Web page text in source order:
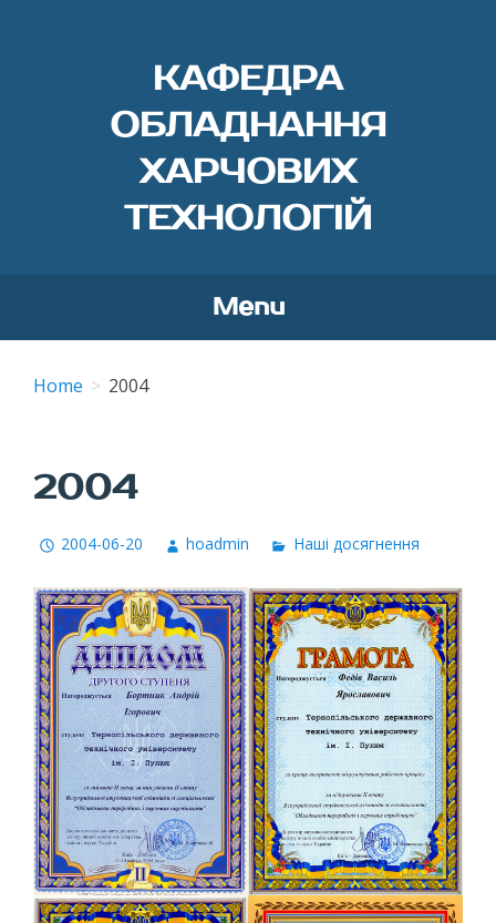
КАФЕДРА
ОБЛАДНАННЯ
ХАРЧОВИХ
ТЕХНОЛОГІЙ
Menu
Home 2004
2004
2004-06-20 hoadmin Наші досягнення